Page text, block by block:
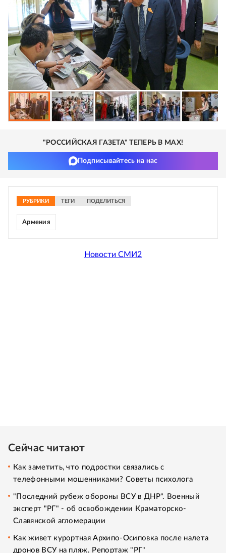
"РОССИЙСКАЯ ГАЗЕТА" ТЕПЕРЬ В MAX!
Подписывайтесь на нас
РУБРИКИ ТЕГИ ПОДЕЛИТЬСЯ
Армения
Новости СМИ2
Сейчас читают
Как заметить, что подростки связались с
телефонными мошенниками? Советы психолога
"Последний рубеж обороны ВСУ в ДНР". Военный
эксперт "РГ" - об освобождении Краматорско-
Славянской агломерации
Как живет курортная Архипо-Осиповка после налета
дронов ВСУ на пляж. Репортаж "РГ"